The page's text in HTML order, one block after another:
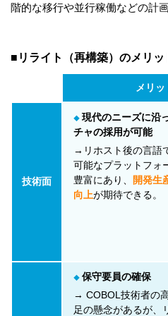
階的な移行や並行稼働などの計
■リライト（再構築）のメリッ
メリッ
技術面
◆ 現代のニーズに沿
チャの採用が可能
→リホスト後の言語
可能なプラットフォ
豊富にあり、
開発生
向上が期待できる。
◆ 保守要員の確保
→ COBOL技術者の
足の懸念があるが、